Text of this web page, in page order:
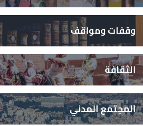
وقفات ومواقف
الثقافة
المجتمع المدني